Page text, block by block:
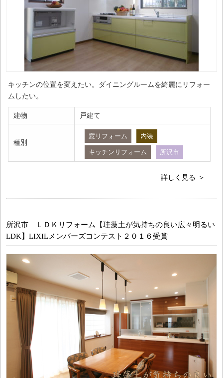
キッチンの位置を変えたい。ダイニングルームを綺麗にリフォー
ムしたい。
建物 戸建て
種別
窓リフォーム 内装
キッチンリフォーム 所沢市
詳しく見る
所沢市 ＬＤＫリフォーム【珪藻土が気持ちの良い広々明るい
LDK】LIXILメンバーズコンテスト２０１６受賞